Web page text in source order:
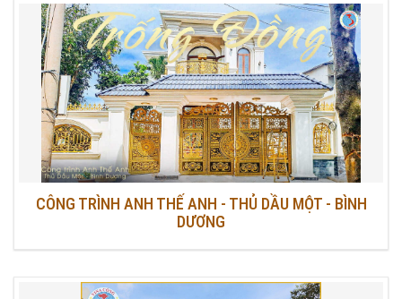
CÔNG TRÌNH ANH THẾ ANH - THỦ DẦU MỘT - BÌNH
DƯƠNG